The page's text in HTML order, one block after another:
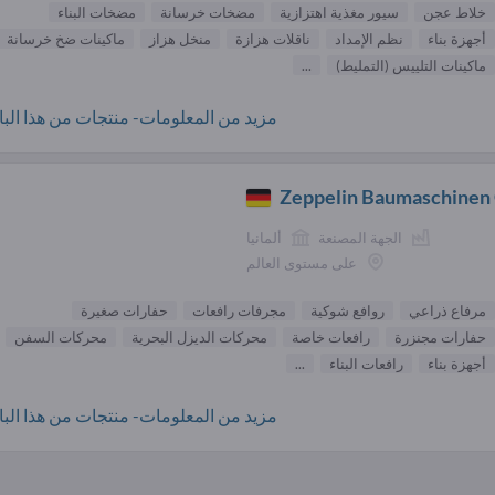
خلاط عجن سيور مغذية اهتزازية مضخات خرسانة
مضخات البناء
أجهزة بناء
نظم الإمداد ناقلات هزازة منخل هزاز
ماكينات ضخ خرسانة
ماكينات التلييس (التمليط)
...
مزيد من المعلومات- منتجات من هذا
Zeppelin Baumaschinen
الجهة المصنعة
ألمانيا
على مستوى العالم
مرفاع ذراعي روافع شوكية مجرفات رافعات
حفارات صغيرة
حفارات مجنزرة
رافعات خاصة محركات الديزل البحرية
محركات السفن
أجهزة بناء
رافعات البناء ...
مزيد من المعلومات- منتجات من هذا